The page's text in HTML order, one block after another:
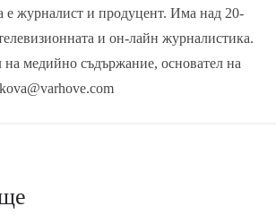
е журналист и продуцент. Има над 20-
и он-лайн журналистика.
на медийно съдържание, основател на